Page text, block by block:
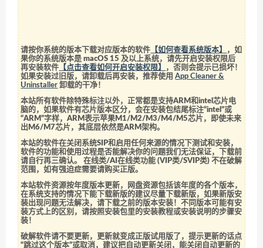
请按你系统的版本下载对应版本的软件 【如何查看系统版本】
，如
果你的系统版本是 macOS 15 及以上系统，请先开启安装权限后
再安装软件 【点击查看如何开启安装权限】
，否则会提示已损坏！
如果安装过旧版，请卸载后再安装，推荐使用App Cleaner &
Uninstaller 卸载的干净！
本站所有软件除特殊标注以外，正常都是支持ARM和intel芯片电
脑的，如果软件有芯片版本区分，会在安装包结尾标注“intel”或
“ARM”字样，ARM表示苹果M1/M2/M3/M4/M5芯片，即使未来
出M6/M7芯片，其底层依然是ARM架构。
本站的软件在关闭系统SIP和启用任何来源的情况下测试和安装，
软件的功能和使用过程是否能解决你的问题我们无法保证，下载前
请自行再三确认。 在线类/AI在线类功能 (VIP类/SVIP类) 不在破解
范围，如有强迫症需要请购买正版。
本站软件资源按年度版本更新，网盘资源包括该年度的各个版本，
在系统支持的情况下能下载新版的建议尽量下载新版，如果新版安
装出现问题无法解决，请下载之前的版本安装！不同版本可能有安
装方式上的区别，请按照安装包里的安装教程或安装说明的步骤安
装！
破解软件请不要更新，更新就变成正版试用版了，提示更新的话点
“跳过这个版本”或取消，建议把自动更新关闭，能关闭自动更新的